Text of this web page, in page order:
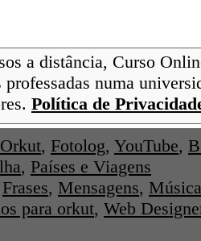
a distância, Curso
numa
Política de
Orkut, Fotolog, YouTube,
, Países e Viagens
Frases, Mensagens,
para orkut, Web